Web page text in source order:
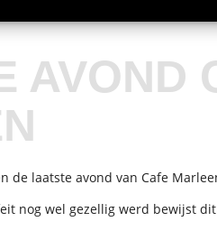
AVOND
de laatste avond van Cafe
nog wel gezellig werd bewijst